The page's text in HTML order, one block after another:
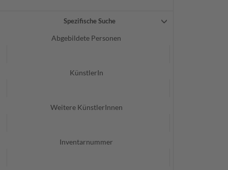
Spezifische Suche
Abgebildete Personen
KünstlerIn
Weitere KünstlerInnen
Inventarnummer